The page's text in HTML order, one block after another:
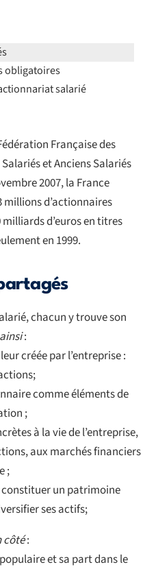
Française des
et Anciens Salariés
2007, la France
d’actionnaires
d’euros en titres
en 1999.
chacun y trouve son
:
créée par l’entreprise :
comme éléments de
;
à la vie de l’entreprise,
aux marchés financiers
;
un patrimoine
ses actifs;
côté:
et sa part dans le
obligatoires
salarié